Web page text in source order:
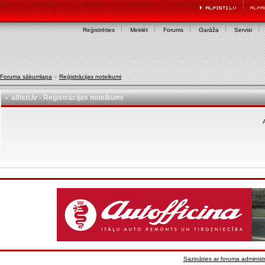
Reģistrēties Meklēt Forums Garāža Servisi
Foruma sākumlapa » Reģistrācijas noteikumi
alfisti.lv - Reģistrācijas noteikumi
Sazināties ar foruma